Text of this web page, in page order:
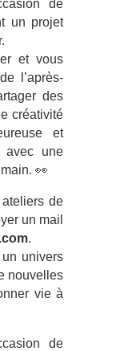
de
un projet
et vous
l’après-
des
créativité
et
avec une
👀
de
un mail
.
univers
nouvelles
vie à
de